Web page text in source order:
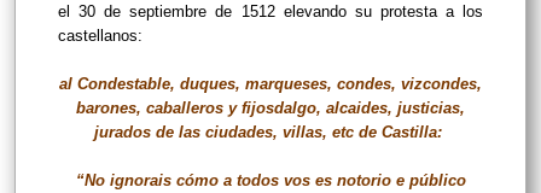
el 30 de septiembre de 1512 elevando su protesta a los
castellanos:
al Condestable, duques, marqueses, condes, vizcondes,
barones, caballeros y fijosdalgo, alcaides, justicias,
jurados de las ciudades, villas, etc de Castilla:
“No ignorais cómo a todos vos es notorio e público